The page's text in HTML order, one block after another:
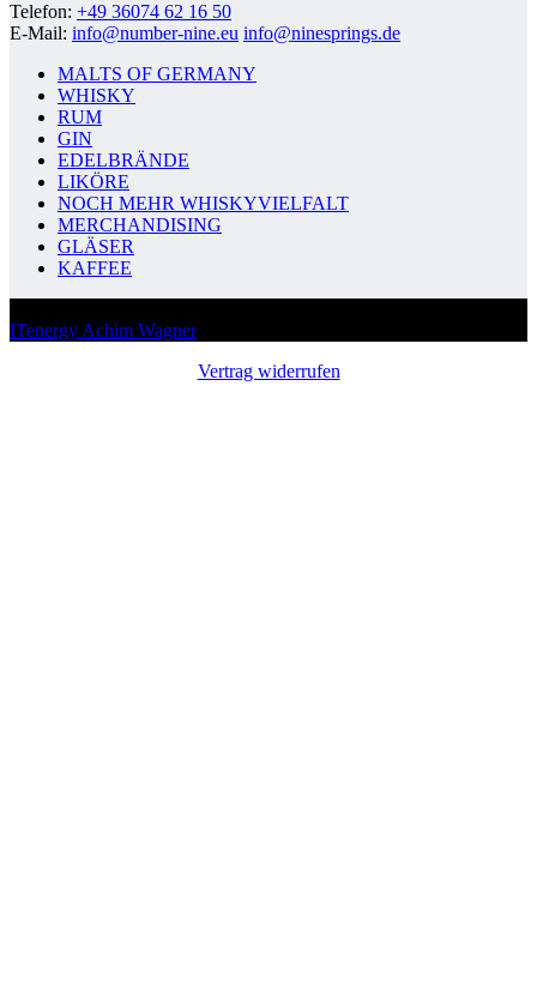
Telefon: +49 36074 62 16 50
E-Mail: info@number-nine.eu info@ninesprings.de
MALTS OF GERMANY
WHISKY
RUM
GIN
EDELBRÄNDE
LIKÖRE
NOCH MEHR WHISKYVIELFALT
MERCHANDISING
GLÄSER
KAFFEE
ITenergy Achim Wagner
Vertrag widerrufen